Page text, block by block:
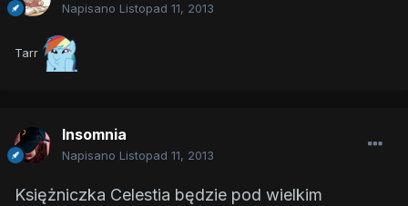
Napisano Listopad 11, 2013
Tarr
Insomnia
Napisano Listopad 11, 2013
Księżniczka Celestia będzie pod wielkim